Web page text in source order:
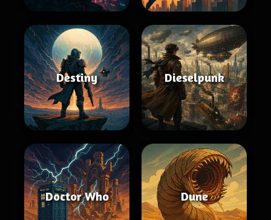
Destiny Dieselpunk
Doctor Who Dune